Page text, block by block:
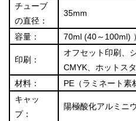
チューブ
の直径：
35mm
容量： 70ml (40～100ml) ）
印刷：
オフセット印刷、
CMYK、ホットス
材料：
PE（ラミネート素
キャッ
プ：
陽極酸化アルミニ